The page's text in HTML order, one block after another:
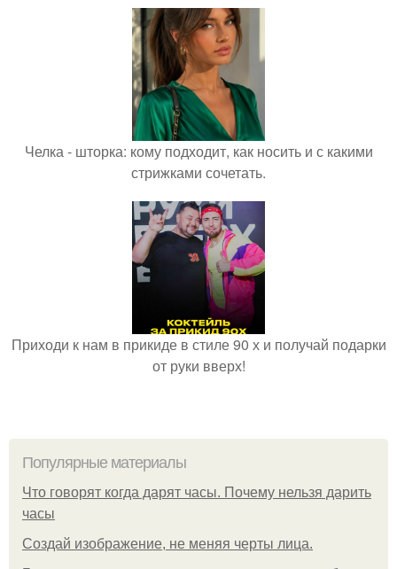
Челка - шторка: кому подходит, как носить и с какими
стрижками сочетать.
Приходи к нам в прикиде в стиле 90 х и получай подарки
от руки вверх!
Популярные материалы
Что говорят когда дарят часы. Почему нельзя дарить
часы
Создай изображение, не меняя черты лица.